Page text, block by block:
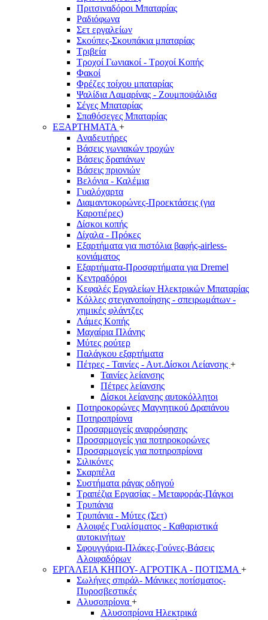
Πριτσιναδόροι Μπαταρίας
Ραδιόφωνα
Σετ εργαλείων
Σκούπες-Σκουπάκια μπαταρίας
Τριβεία
Τροχοί Γωνιακοί - Τροχοί Κοπής
Φακοί
Φρέζες τοίχου μπαταρίας
Ψαλίδια Λαμαρίνας - Ζουμποψάλιδα
Σέγες Μπαταρίας
Σπαθόσεγες Μπαταρίας
ΕΞΑΡΤΗΜΑΤΑ +
Αναδευτήρες
Βάσεις γωνιακών τροχών
Βάσεις δραπάνων
Βάσεις πριονιών
Βελόνια - Καλέμια
Γυαλόχαρτα
Διαμαντοκορώνες-Προεκτάσεις (για
Καροτιέρες)
Δίσκοι κοπής
Δίχαλα - Πρόκες
Εξαρτήματα για πιστόλια βαφής-airless-
κονιάματος
Εξαρτήματα-Προσαρτήματα για Dremel
Κεντραδόροι
Κεφαλές Εργαλείων Ηλεκτρικών Μπαταρίας
Κόλλες στεγανοποίησης - σπειρωμάτων -
χημικές φλάντζες
Λάμες Κοπής
Μαχαίρια Πλάνης
Μύτες ρούτερ
Παλάγκου εξαρτήματα
Πέτρες - Ταινίες - Αυτ.Δίσκοι Λείανσης +
Ταινίες λείανσης
Πέτρες λείανσης
Δίσκοι λείανσης αυτοκόλλητοι
Ποτηροκορώνες Μαγνητικού Δραπάνου
Ποτηροπρίονα
Προσαρμογείς αναρρόφησης
Προσαρμογείς για ποτηροκορώνες
Προσαρμογείς για ποτηροπρίονα
Σιλικόνες
Σκαρπέλα
Συστήματα ράγας οδηγού
Τραπέζια Εργασίας - Μεταφοράς-Πάγκοι
Τρυπάνια
Τρυπάνια - Μύτες (Σετ)
Αλοιφές Γυαλίσματος - Καθαριστικά
αυτοκινήτων
Σφουγγάρια-Πλάκες-Γούνες-Βάσεις
Αλοιφαδόρων
ΕΡΓΑΛΕΙΑ ΚΗΠΟΥ- ΑΓΡΟΤΙΚΑ - ΠΟΤΙΣΜΑ +
Σωλήνες σπιράλ- Μάνικες ποτίσματος-
Πυροσβεστικές
Αλυσοπρίονα +
Αλυσοπρίονα Ηλεκτρικά